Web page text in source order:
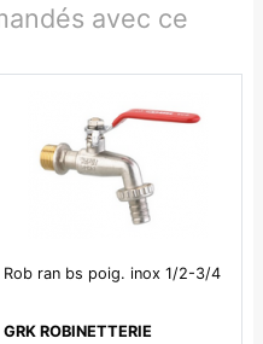
avec ce
Rob ran bs poig. inox 1/2-3/4
GRK ROBINETTERIE